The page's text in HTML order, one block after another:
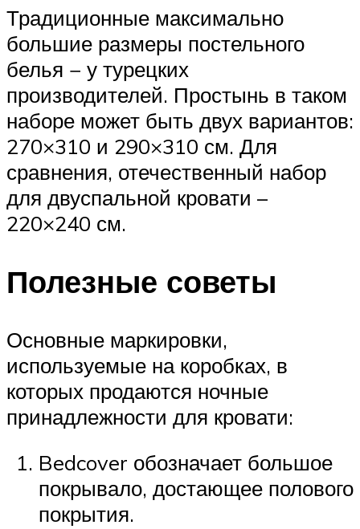
Традиционные максимально
большие размеры постельного
белья − у турецких
производителей. Простынь в таком
наборе может быть двух вариантов:
270×310 и 290×310 см. Для
сравнения, отечественный набор
для двуспальной кровати –
220×240 см.
Полезные советы
Основные маркировки,
используемые на коробках, в
которых продаются ночные
принадлежности для кровати:
Bedcover обозначает большое
покрывало, достающее полового
покрытия.